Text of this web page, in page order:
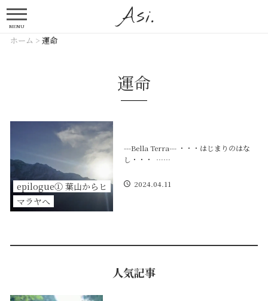
MENU
ホーム > 運命
運命
epilogue① 葉山からヒ
マラヤへ
---Bella Terra--- ・・・はじまりのはな
し・・・ ……
2024.04.11
人気記事